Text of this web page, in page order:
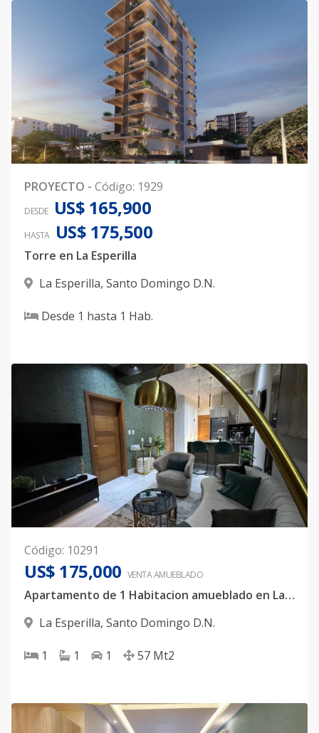
PROYECTO - Código: 1929
DESDE US$ 165,900
HASTA US$ 175,500
Torre en La Esperilla
La Esperilla, Santo Domingo D.N.
Desde 1 hasta 1 Hab.
Código: 10291
US$ 175,000 VENTA AMUEBLADO
Apartamento de 1 Habitacion amueblado en La Esperilla
La Esperilla, Santo Domingo D.N.
1 1 1 57 Mt2